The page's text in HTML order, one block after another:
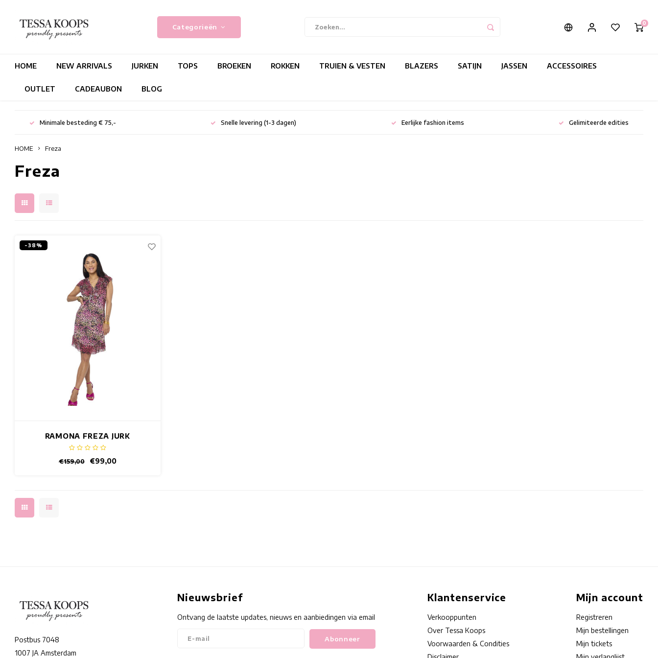
Categorieën 0
HOME NEW ARRIVALS JURKEN TOPS BROEKEN ROKKEN TRUIEN & VESTEN BLAZERS SATIJN JASSEN ACCESSOIRES
OUTLET CADEAUBON BLOG
Minimale besteding € 75,- Snelle levering (1-3 dagen) Eerlijke fashion items Gelimiteerde edities
HOME Freza
Freza
-38%
RAMONA FREZA JURK
€159,00 €99,00
Postbus 7048
1007 JA Amsterdam
Nieuwsbrief
Ontvang de laatste updates, nieuws en aanbiedingen via email
Abonneer
Klantenservice
Verkooppunten
Over Tessa Koops
Voorwaarden & Condities
Mijn account
Registreren
Mijn bestellingen
Mijn tickets